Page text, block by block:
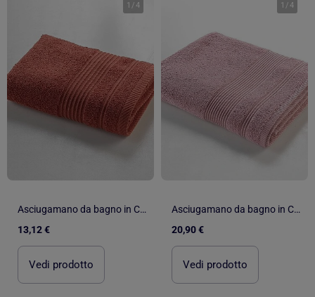
1 /4
Asciugamano da bagno in Cotone Douceur d'Intérieur
13,12 €
Vedi prodotto
1 /4
Asciugamano da bagno in Cotone Douceur d'Intérieur
20,90 €
Vedi prodotto